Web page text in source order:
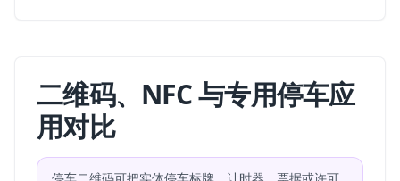
二维码、NFC 与专用停车应
用对比